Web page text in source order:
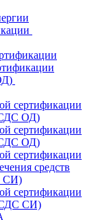
сертификации
ОД)
сертификации
ОД)
сертификации
средств
СИ)
сертификации
СИ)